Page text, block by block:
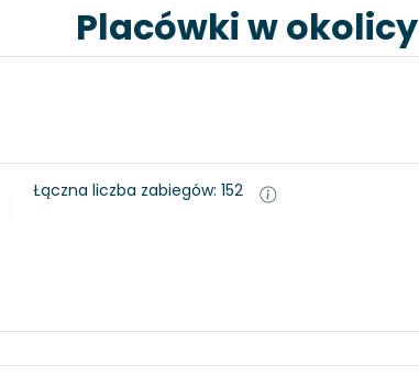
Placówki w okolicy
Łączna liczba zabiegów: 152